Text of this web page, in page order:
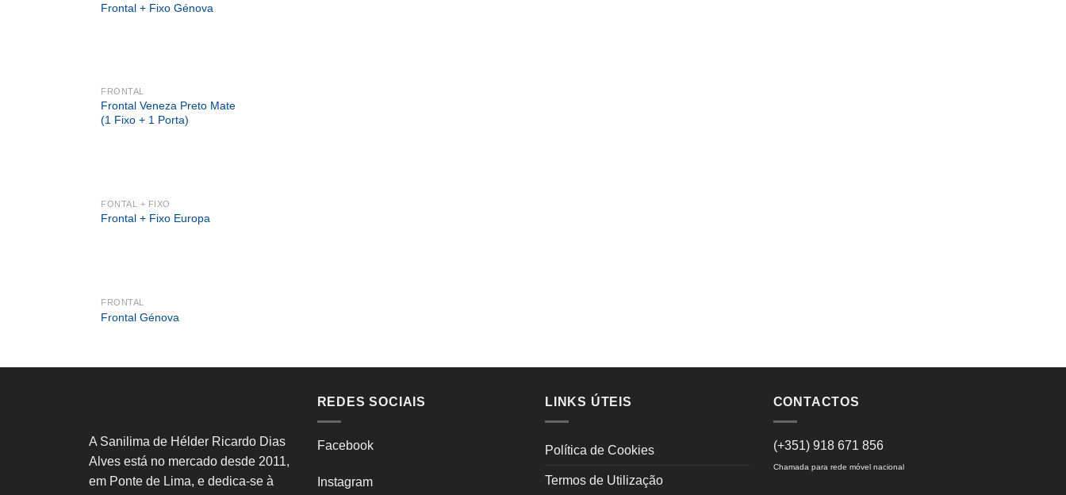
Frontal + Fixo Génova
FRONTAL
Frontal Veneza Preto Mate
(1 Fixo + 1 Porta)
FONTAL + FIXO
Frontal + Fixo Europa
FRONTAL
Frontal Génova
A Sanilima de Hélder Ricardo Dias
Alves está no mercado desde 2011,
em Ponte de Lima, e dedica-se à
REDES SOCIAIS
Facebook
Instagram
LINKS ÚTEIS
Política de Cookies
Termos de Utilização
CONTACTOS
(+351) 918 671 856
Chamada para rede móvel nacional